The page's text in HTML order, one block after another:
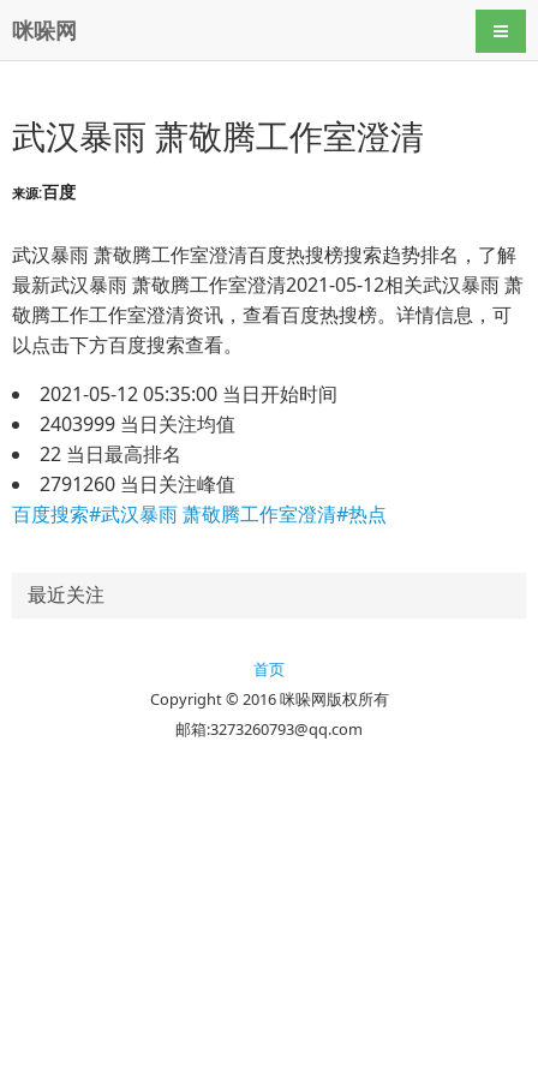
咪哚网 导航
武汉暴雨 萧敬腾工作室澄清
来源:百度
武汉暴雨 萧敬腾工作室澄清百度热搜榜搜索趋势排名，了解
最新武汉暴雨 萧敬腾工作室澄清2021-05-12相关武汉暴雨 萧
敬腾工作工作室澄清资讯，查看百度热搜榜。详情信息，可
以点击下方百度搜索查看。
2021-05-12 05:35:00 当日开始时间
2403999 当日关注均值
22 当日最高排名
2791260 当日关注峰值
百度搜索#武汉暴雨 萧敬腾工作室澄清#热点
最近关注
首页
Copyright © 2016 咪哚网版权所有
邮箱:3273260793@qq.com